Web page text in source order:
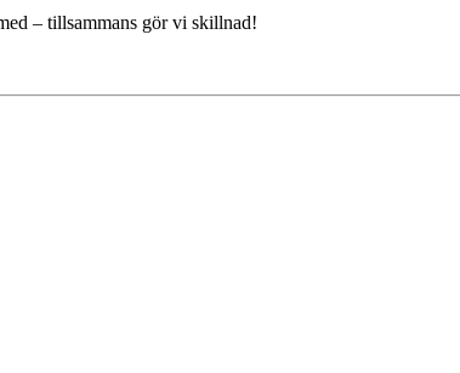
– tillsammans gör vi skillnad!